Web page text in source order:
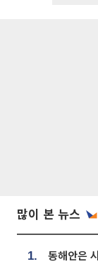
많이 본 뉴스
1.